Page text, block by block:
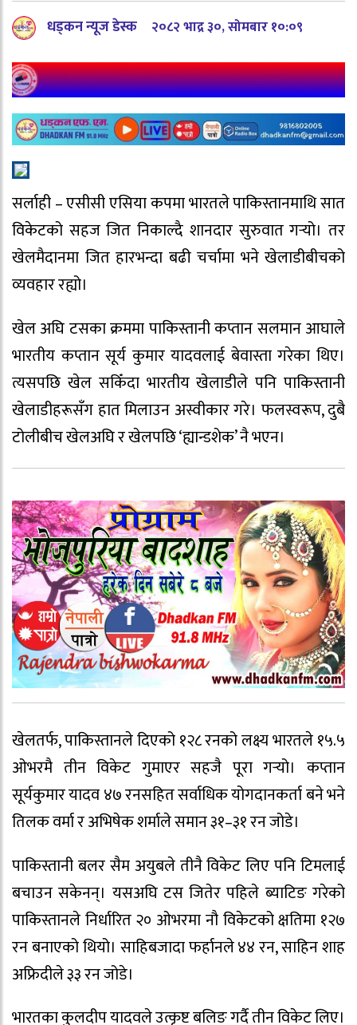
धड्कन न्यूज डेस्क २०८२ भाद्र ३०, सोमबार १०:०९
सर्लाही – एसीसी एसिया कपमा भारतले पाकिस्तानमाथि सात
विकेटको सहज जित निकाल्दै शानदार सुरुवात गर्‍यो। तर
खेलमैदानमा जित हारभन्दा बढी चर्चामा भने खेलाडीबीचको
व्यवहार रह्यो।
खेल अघि टसका क्रममा पाकिस्तानी कप्तान सलमान आघाले
भारतीय कप्तान सूर्य कुमार यादवलाई बेवास्ता गरेका थिए।
त्यसपछि खेल सकिँदा भारतीय खेलाडीले पनि पाकिस्तानी
खेलाडीहरूसँग हात मिलाउन अस्वीकार गरे। फलस्वरूप, दुबै
टोलीबीच खेलअघि र खेलपछि ‘ह्यान्डशेक’ नै भएन।
खेलतर्फ, पाकिस्तानले दिएको १२८ रनको लक्ष्य भारतले १५.५
ओभरमै तीन विकेट गुमाएर सहजै पूरा गर्‍यो। कप्तान
सूर्यकुमार यादव ४७ रनसहित सर्वाधिक योगदानकर्ता बने भने
तिलक वर्मा र अभिषेक शर्माले समान ३१–३१ रन जोडे।
पाकिस्तानी बलर सैम अयुबले तीनै विकेट लिए पनि टिमलाई
बचाउन सकेनन्। यसअघि टस जितेर पहिले ब्याटिङ गरेको
पाकिस्तानले निर्धारित २० ओभरमा नौ विकेटको क्षतिमा १२७
रन बनाएको थियो। साहिबजादा फर्हानले ४४ रन, साहिन शाह
अफ्रिदीले ३३ रन जोडे।
भारतका कुलदीप यादवले उत्कृष्ट बलिङ गर्दै तीन विकेट लिए।